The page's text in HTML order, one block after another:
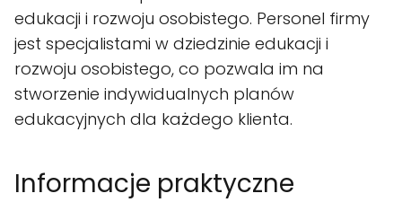
edukacji i rozwoju osobistego. Personel firmy
jest specjalistami w dziedzinie edukacji i
rozwoju osobistego, co pozwala im na
stworzenie indywidualnych planów
edukacyjnych dla każdego klienta.
Informacje praktyczne